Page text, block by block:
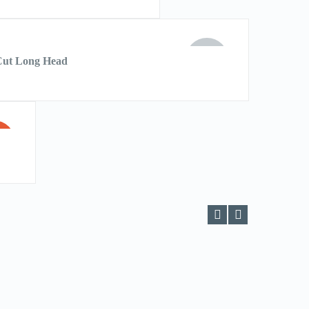
Long Head